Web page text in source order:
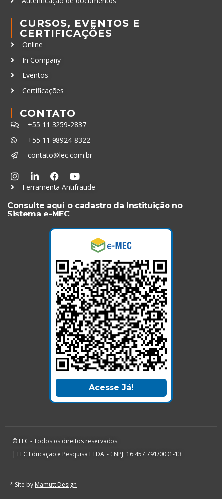
CURSOS, EVENTOS E
CERTIFICAÇÕES
Online
In Company
Eventos
Certificações
CONTATO
+55 11 3259-2837
+55 11 98924-8322
contato@lec.com.br
Ferramenta Antifraude
Consulte aqui o cadastro da Instituição no
Sistema e-MEC
Acesse Já!
© LEC - Todos os direitos reservados.
| LEC Educação e Pesquisa LTDA - CNPJ: 16.457.791/0001-13
* Site by Mamutt Design